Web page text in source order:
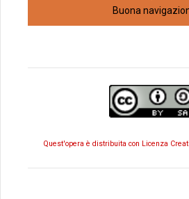
Buona
Quest'opera è distribuita con Licenza